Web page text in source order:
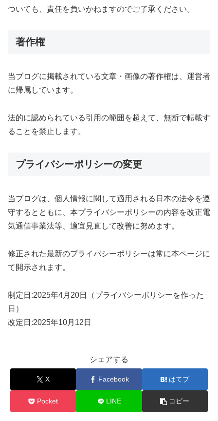
ついても、責任を負いかねますのでご了承ください。
著作権
当ブログに掲載されている文章・画像の著作権は、運営者
に帰属しています。
法的に認められている引用の範囲を超えて、無断で転載す
ることを禁止します。
プライバシーポリシーの変更
当ブログは、個人情報に関して適用される日本の法令を遵
守するとともに、本プライバシーポリシーの内容を改正電
気通信事業法等、 適宜見直して改善に努めます。
修正された最新のプライバシーポリシーは常に本ページに
て開示されます。
制定日:2025年4月20日（プライバシーポリシーを作った
日）
改定日:2025年10月12日
シェアする
X Facebook はてブ
Pocket LINE コピー